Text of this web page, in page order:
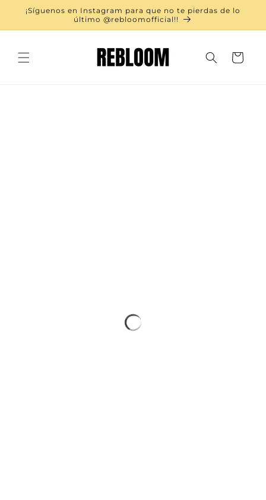
directamente
¡Síguenos en Instagram para que no te pierdas de lo
último @rebloomofficial!!
Carrito